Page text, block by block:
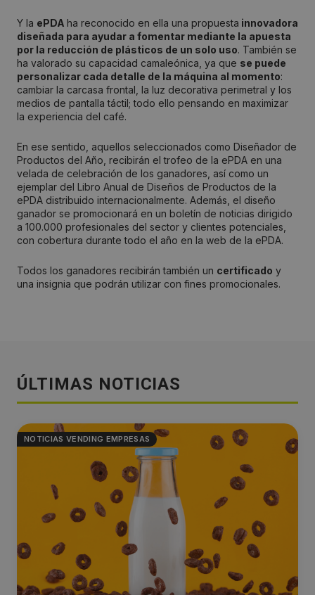
Y la ePDA ha reconocido en ella una propuesta innovadora
diseñada para ayudar a fomentar mediante la apuesta
por la reducción de plásticos de un solo uso. También se
ha valorado su capacidad camaleónica, ya que se puede
personalizar cada detalle de la máquina al momento:
cambiar la carcasa frontal, la luz decorativa perimetral y los
medios de pantalla táctil; todo ello pensando en maximizar
la experiencia del café.
En ese sentido, aquellos seleccionados como Diseñador de
Productos del Año, recibirán el trofeo de la ePDA en una
velada de celebración de los ganadores, así como un
ejemplar del Libro Anual de Diseños de Productos de la
ePDA distribuido internacionalmente. Además, el diseño
ganador se promocionará en un boletín de noticias dirigido
a 100.000 profesionales del sector y clientes potenciales,
con cobertura durante todo el año en la web de la ePDA.
Todos los ganadores recibirán también un certificado y
una insignia que podrán utilizar con fines promocionales.
ÚLTIMAS NOTICIAS
NOTICIAS VENDING EMPRESAS